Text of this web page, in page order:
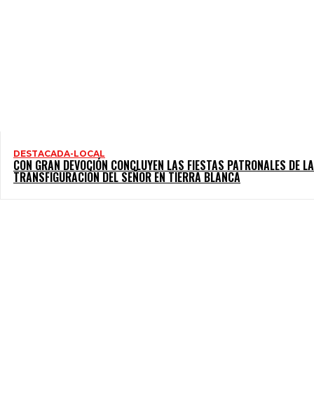
DESTACADA-LOCAL
CON GRAN DEVOCIÓN CONCLUYEN LAS FIESTAS PATRONALES DE LA
TRANSFIGURACIÓN DEL SEÑOR EN TIERRA BLANCA